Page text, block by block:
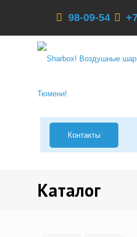
98-09-54
Контакты
Каталог